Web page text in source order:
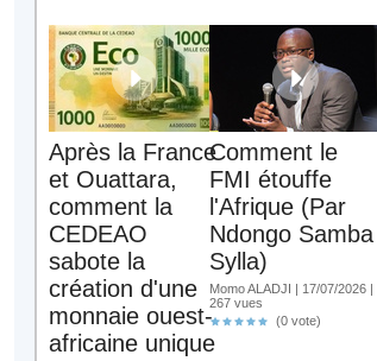
Après la France
et Ouattara,
comment la
CEDEAO
sabote la
création d'une
monnaie ouest-
africaine unique
Comment le
FMI étouffe
l'Afrique (Par
Ndongo Samba
Sylla)
Momo ALADJI | 17/07/2026 |
267 vues
(0 vote)